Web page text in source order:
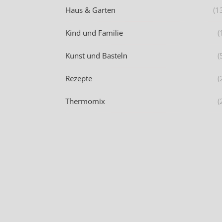
Haus & Garten
Kind und Familie
Kunst und Basteln
Rezepte
Thermomix